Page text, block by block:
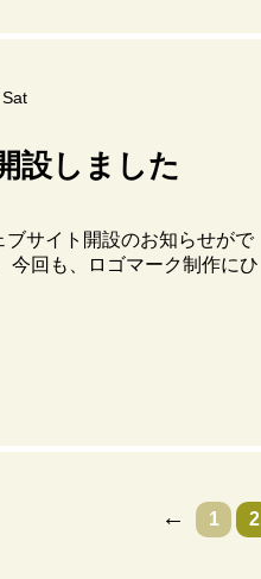
設しました
サイト開設のお知らせがで
今回も、ロゴマーク制作にひ
← 1 2